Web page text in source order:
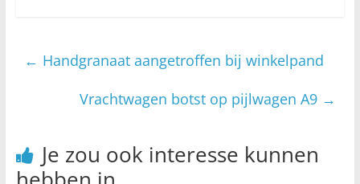
← Handgranaat aangetroffen bij winkelpand
Vrachtwagen botst op pijlwagen A9 →
Je zou ook interesse kunnen